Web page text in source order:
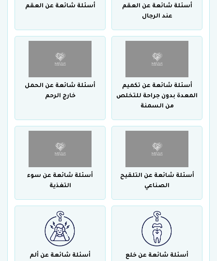
أسئلة شائعة عن العقم
عند الرجال
أسئلة شائعة عن العقم
أسئلة شائعة عن تكميم
المعدة بدون جراحة للتخلص
من السمنة
أسئلة شائعة عن الحمل
خارج الرحم
أسئلة شائعة عن التلقيح
الصناعي
أسئلة شائعة عن سوء
التغذية
أسئلة شائعة عن خلع
أسئلة شائعة عن ألم